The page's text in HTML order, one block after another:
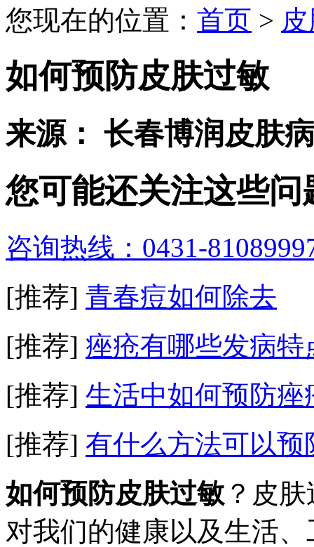
您现在的位置： 首页 >
如何预防皮肤过敏
来源： 长春博润皮肤
您可能还关注这些问
咨询热线：0431-
[推荐] 青春痘如何除去
[推荐] 痤疮有哪些发病特
[推荐] 生活中如何预防痤
[推荐] 有什么方法可以预
如何预防皮肤过敏 ？皮
对我们的健康以及生活